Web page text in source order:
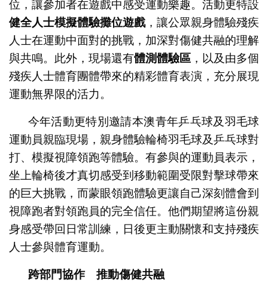
位，讓參加者在遊戲中感受運動樂趣。活動更特設
健全人士模擬體驗攤位遊戲，讓公眾親身體驗殘疾
人士在運動中面對的挑戰，加深對傷健共融的理解
與共鳴。此外，現場還有體測體驗區 ，以及由多個
殘疾人士體育團體帶來的精彩體育表演，充分展現
運動無界限的活力。
今年活動更特別邀請本澳青年乒乓球及羽毛球
運動員親臨現場，親身體驗輪椅羽毛球及乒乓球對
打、模擬視障領跑等體驗。有參與的運動員表示，
坐上輪椅後才真切感受到移動範圍受限對擊球帶來
的巨大挑戰，而蒙眼領跑體驗更讓自己深刻體會到
視障跑者對領跑員的完全信任。他們期望將這份親
身感受帶回日常訓練，日後更主動關懷和支持殘疾
人士參與體育運動。
跨部門協作 推動傷健共融